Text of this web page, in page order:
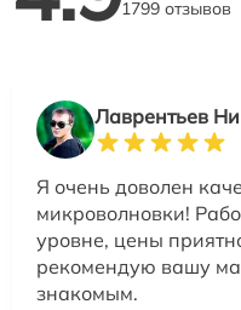
1799 отзывов
Лаврентьев
Я очень доволен
микроволновки!
уровне, цены
рекомендую вашу
знакомым.